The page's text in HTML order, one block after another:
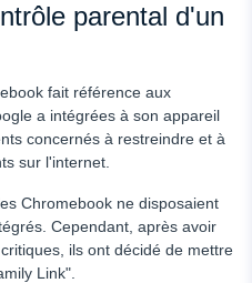
parental d'un
fait référence aux
a intégrées à son appareil
concernés à restreindre et à
sur l'internet.
Chromebook ne disposaient
Cependant, après avoir
ils ont décidé de mettre
Link".